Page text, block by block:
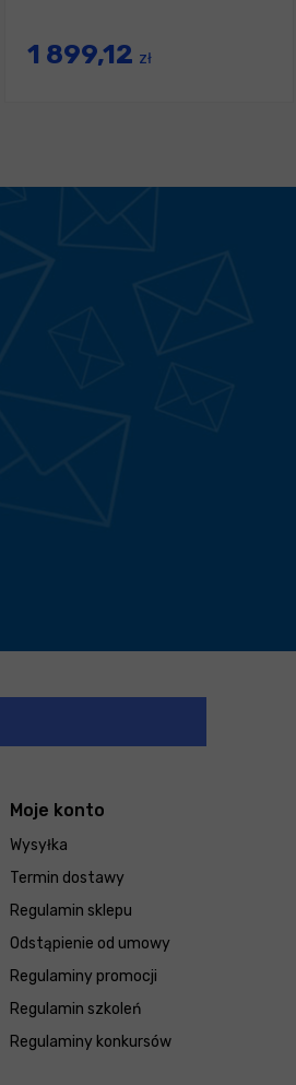
1 899,12 zł
Moje konto
Wysyłka
Termin dostawy
Regulamin sklepu
Odstąpienie od umowy
Regulaminy promocji
Regulamin szkoleń
Regulaminy konkursów